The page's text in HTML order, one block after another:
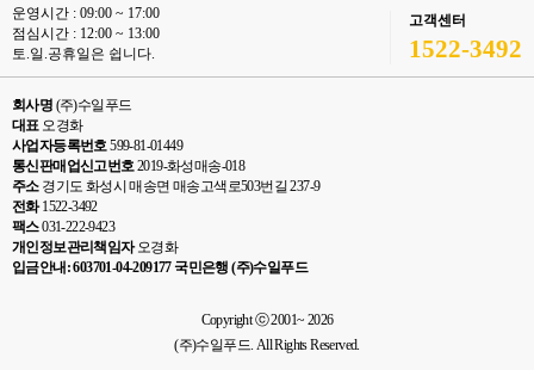
운영시간 : 09:00 ~ 17:00
점심시간 : 12:00 ~ 13:00
토.일.공휴일은 쉽니다.
고객센터
1522-3492
회사명 (주)수일푸드
대표오경화
사업자등록번호599-81-01449
통신판매업신고번호2019-화성매송-018
주소경기도 화성시 매송면 매송고색로503번길 237-9
전화1522-3492
팩스031-222-9423
개인정보관리책임자오경화
입금안내: 603701-04-209177 국민은행 (주)수일푸드
Copyright ⓒ 2001~ 2026
(주)수일푸드. All Rights Reserved.